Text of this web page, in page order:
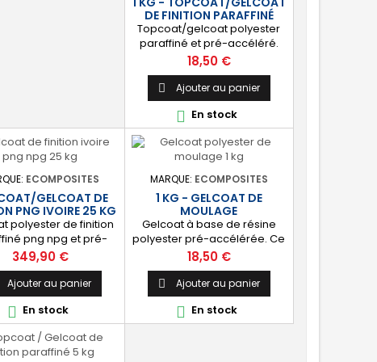
DE FINITION PARAFFINÉ
Topcoat/gelcoat polyester
paraffiné et pré-accéléré.
Ce produit est idéal pour la
finition, la protection et
l’étanchéité de tout
revêtement en polyester sur
votre bateau, pièce
technique, camping-car,
etc. 🔝 [Finition de qualité]
Fournit une couche
extérieure lisse, brillante et
uniforme qui protège
durablement la surface
visible de votre stratification...
Prix
18,50 €
 Ajouter au panier
 En stock
ECOMPOSITES
GELCOAT DE
PNG IVOIRE 25 KG
polyester de finition
png npg et pré-
pour la finition et
des piscines et
[Finition] : Fournit une
extérieure lisse
qualité immersion.
: Étanchéifie votre
résine et fibre
Livré avec son
Prix
349,90 €
Ajouter au panier
 En stock
MARQUE: ECOMPOSITES
1 KG - GELCOAT DE
MOULAGE
Gelcoat à base de résine
polyester pré-accélérée. Ce
produit permet d’obtenir une
finition irréprochable pour
tout projet de fabrication de
pièces composites en moule
: élément de carrosserie ou
d’un bateau, panneau plat,
Prix
18,50 €
 Ajouter au panier
 En stock